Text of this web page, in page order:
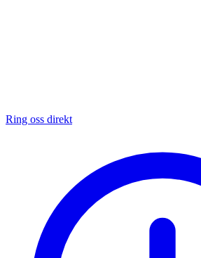
Ring oss direkt